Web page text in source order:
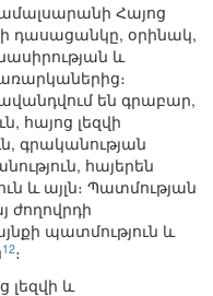
Հայոց
դասացանկը, օրինակ,
և
են գրաբար,
հայոց լեզվի
գրականության
հայերեն
և այլն։ Պատմության
ժողովրդի
պատմություն և
12։
և